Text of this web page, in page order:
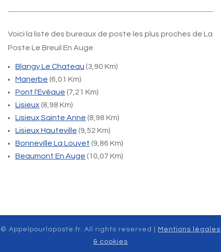
Voici la liste des bureaux de poste les plus proches de La
Poste Le Breuil En Auge
Blangy Le Chateau (3,90 Km)
Manerbe (6,01 Km)
Pont l'Evêque (7,21 Km)
Lisieux(8,98 Km)
Lisieux Sainte Anne (8,98 Km)
Lisieux Hauteville (9,52 Km)
Bonneville La Louvet (9,86 Km)
Beaumont En Auge (10,07 Km)
© Appelpourlaposte.fr. All rights reserved |
Mentions légales
& cookies